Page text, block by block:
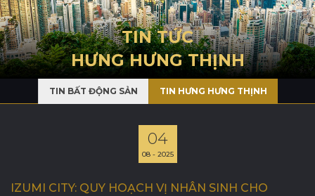
GIỚI THIỆU
DỰ Á N
C HOẠ
IN TỨ
TIN TỨC
HƯNG HƯNG THỊNH
TIN BẤT ĐỘNG SẢN TIN HƯNG HƯNG THỊNH
04
08 - 2025
IZUMI CITY: QUY HOẠCH VỊ NHÂN SINH CHO